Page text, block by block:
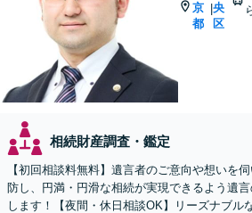
京
都
|央
区
相続財産調査・鑑定
【初回相談料無料】遺言者のご意向や想いを
防し、円満・円滑な相続が実現できるよう遺
します！【夜間・休日相談OK】リーズナブル